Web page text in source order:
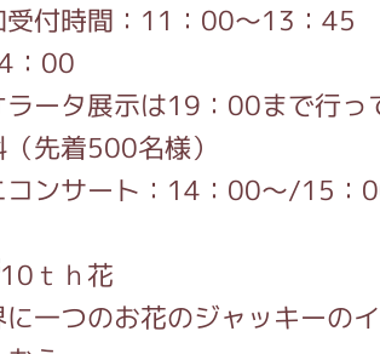
受付時間：11：00～13：45
：00
ータ展示は19：00まで行っ
先着500名様）
コンサート：14：00～/15：
一つのお花のジャッキーの
う 家庭科部